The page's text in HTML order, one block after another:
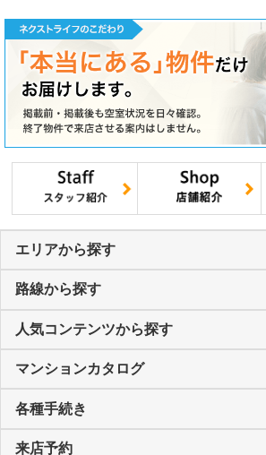
エリアから探す
路線から探す
人気コンテンツから探す
マンションカタログ
各種手続き
来店予約